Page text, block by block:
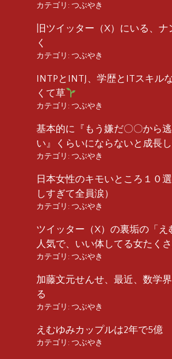
カテゴリ: つぶやき
旧ツイッター（X）にいる、
く
カテゴリ: つぶやき
INTPとINTJ、学歴とITスキル
くて草
カテゴリ: つぶやき
基本的に『もう嫌だ〇〇から
い』くらいにならないと成長
カテゴリ: つぶやき
日本女性のキモいところ１０
しすぎて全員涙）
カテゴリ: つぶやき
ツイッター（X）の裏垢の「え
人気で、いい体してる女たく
カテゴリ: つぶやき
加藤文元せんせ、最近、数学
る
カテゴリ: つぶやき
えむゆみカップルは2年で5億
カテゴリ: つぶやき